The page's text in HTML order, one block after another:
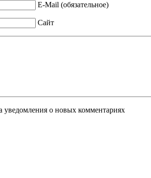
E-Mail (обязательное)
Сайт
уведомления о новых комментариях